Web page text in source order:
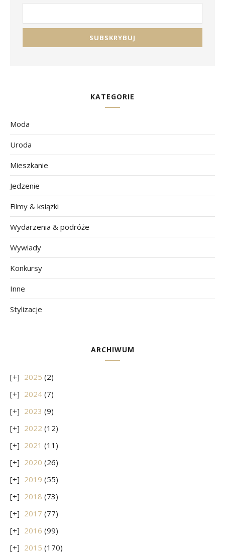
KATEGORIE
Moda
Uroda
Mieszkanie
Jedzenie
Filmy & książki
Wydarzenia & podróże
Wywiady
Konkursy
Inne
Stylizacje
ARCHIWUM
2025 (2)
2024 (7)
2023 (9)
2022 (12)
2021 (11)
2020 (26)
2019 (55)
2018 (73)
2017 (77)
2016 (99)
2015 (170)